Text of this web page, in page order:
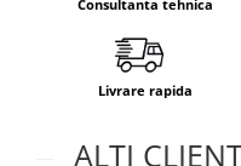
Consultanta tehnica
Livrare rapida
ALTI